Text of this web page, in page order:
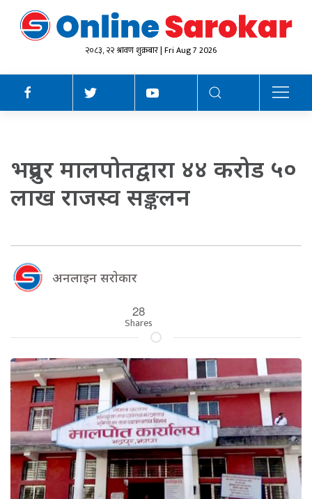
२०८३, २२ श्रावण शुक्रबार | Fri Aug 7 2026
भद्रपुर मालपोतद्वारा ४४ करोड ५०
लाख राजस्व सङ्कलन
अनलाइन सराेकार
28
Shares